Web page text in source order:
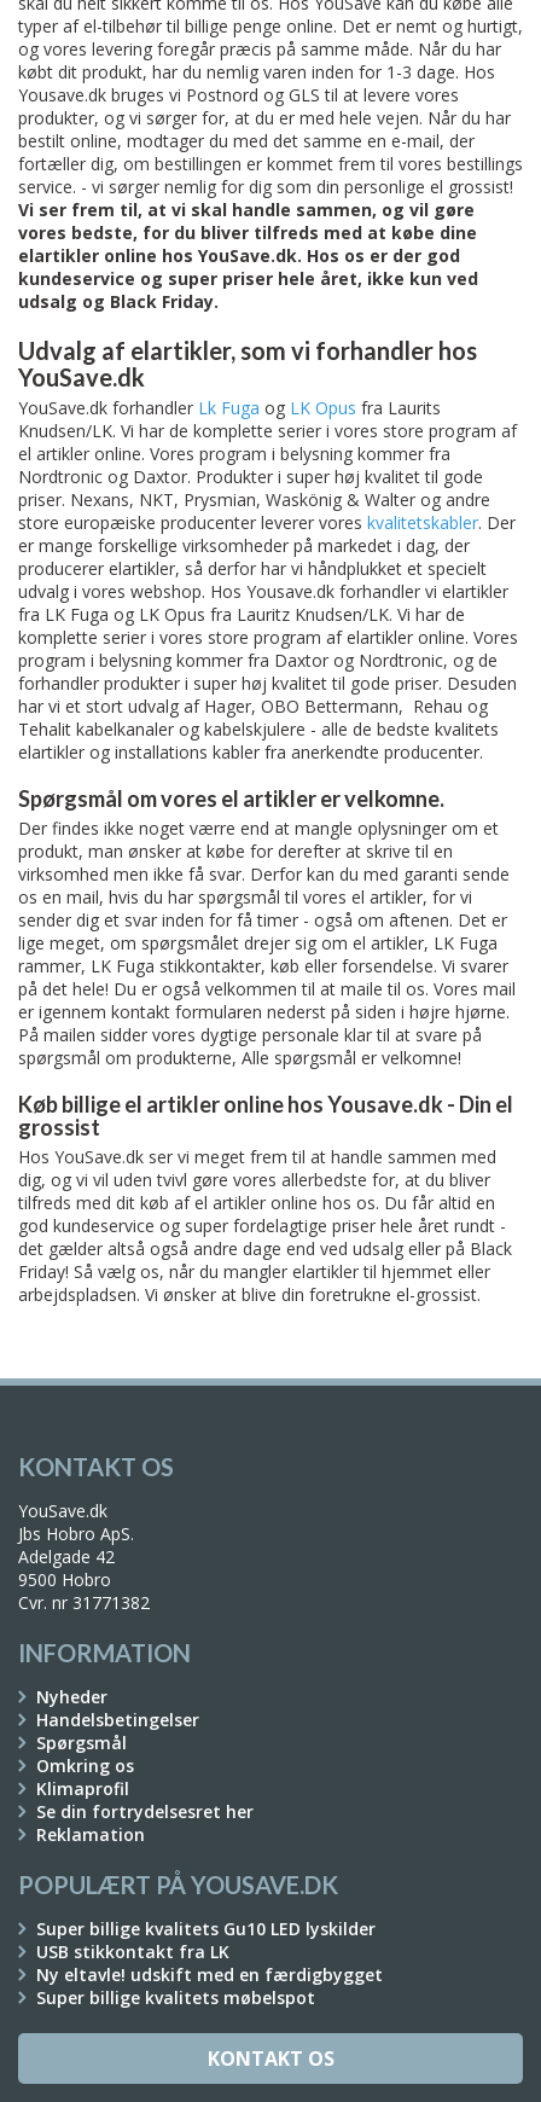
typer af el-tilbehør til billige penge online. Det er nemt og hurtigt,
og vores levering foregår præcis på samme måde. Når du har
købt dit produkt, har du nemlig varen inden for 1-3 dage. Hos
Yousave.dk bruges vi Postnord og GLS til at levere vores
produkter, og vi sørger for, at du er med hele vejen. Når du har
bestilt online, modtager du med det samme en e-mail, der
fortæller dig, om bestillingen er kommet frem til vores bestillings
service. - vi sørger nemlig for dig som din personlige el grossist!
Vi ser frem til, at vi skal handle sammen, og vil gøre
vores bedste, for du bliver tilfreds med at købe dine
elartikler online hos YouSave.dk. Hos os er der god
kundeservice og super priser hele året, ikke kun ved
udsalg og Black Friday.
Udvalg af elartikler, som vi forhandler hos
YouSave.dk
YouSave.dk forhandler Lk Fuga og LK Opus fra Laurits
Knudsen/LK. Vi har de komplette serier i vores store program af
el artikler online. Vores program i belysning kommer fra
Nordtronic og Daxtor. Produkter i super høj kvalitet til gode
priser. Nexans, NKT, Prysmian, Waskönig & Walter og andre
store europæiske producenter leverer vores kvalitetskabler. Der
er mange forskellige virksomheder på markedet i dag, der
producerer elartikler, så derfor har vi håndplukket et specielt
udvalg i vores webshop. Hos Yousave.dk forhandler vi elartikler
fra LK Fuga og LK Opus fra Lauritz Knudsen/LK. Vi har de
komplette serier i vores store program af elartikler online. Vores
program i belysning kommer fra Daxtor og Nordtronic, og de
forhandler produkter i super høj kvalitet til gode priser. Desuden
har vi et stort udvalg af Hager, OBO Bettermann, Rehau og
Tehalit kabelkanaler og kabelskjulere - alle de bedste kvalitets
elartikler og installations kabler fra anerkendte producenter.
Spørgsmål om vores el artikler er velkomne.
Der findes ikke noget værre end at mangle oplysninger om et
produkt, man ønsker at købe for derefter at skrive til en
virksomhed men ikke få svar. Derfor kan du med garanti sende
os en mail, hvis du har spørgsmål til vores el artikler, for vi
sender dig et svar inden for få timer - også om aftenen. Det er
lige meget, om spørgsmålet drejer sig om el artikler, LK Fuga
rammer, LK Fuga stikkontakter, køb eller forsendelse. Vi svarer
på det hele! Du er også velkommen til at maile til os. Vores mail
er igennem kontakt formularen nederst på siden i højre hjørne.
På mailen sidder vores dygtige personale klar til at svare på
spørgsmål om produkterne, Alle spørgsmål er velkomne!
Køb billige el artikler online hos Yousave.dk - Din el
grossist
Hos YouSave.dk ser vi meget frem til at handle sammen med
dig, og vi vil uden tvivl gøre vores allerbedste for, at du bliver
tilfreds med dit køb af el artikler online hos os. Du får altid en
god kundeservice og super fordelagtige priser hele året rundt -
det gælder altså også andre dage end ved udsalg eller på Black
Friday! Så vælg os, når du mangler elartikler til hjemmet eller
arbejdspladsen. Vi ønsker at blive din foretrukne el-grossist.
KONTAKT OS
YouSave.dk
Jbs Hobro ApS.
Adelgade 42
9500 Hobro
Cvr. nr 31771382
INFORMATION
Nyheder
Handelsbetingelser
Spørgsmål
Omkring os
Klimaprofil
Se din fortrydelsesret her
Reklamation
POPULÆRT PÅ YOUSAVE.DK
Super billige kvalitets Gu10 LED lyskilder
USB stikkontakt fra LK
Ny eltavle! udskift med en færdigbygget
Super billige kvalitets møbelspot
KONTAKT OS